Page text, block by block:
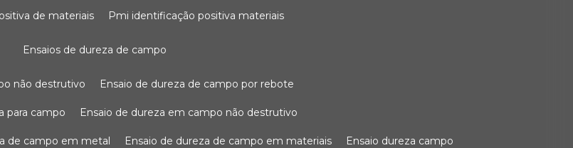
de materiais pmi identificação positiva materiais
ensaios de dureza de campo
não destrutivo ensaio de dureza de campo por rebote
para campo ensaio de dureza em campo não destrutivo
de campo em metal ensaio de dureza de campo em materiais ensaio dureza campo